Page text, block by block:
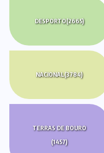
DESPORTO(2665)
NACIONAL(3784)
TERRAS DE BOURO
(1457)